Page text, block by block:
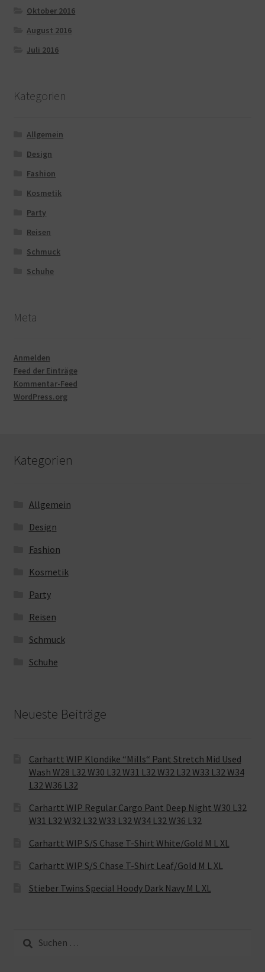
Oktober 2016
August 2016
Juli 2016
Kategorien
Allgemein
Design
Fashion
Kosmetik
Party
Reisen
Schmuck
Schuhe
Meta
Anmelden
Feed der Einträge
Kommentar-Feed
WordPress.org
Kategorien
Allgemein
Design
Fashion
Kosmetik
Party
Reisen
Schmuck
Schuhe
Neueste Beiträge
Carhartt WIP Klondike “Mills“ Pant Stretch Mid Used
Wash W28 L32 W30 L32 W31 L32 W32 L32 W33 L32 W34
L32 W36 L32
Carhartt WIP Regular Cargo Pant Deep Night W30 L32
W31 L32 W32 L32 W33 L32 W34 L32 W36 L32
Carhartt WIP S/S Chase T-Shirt White/Gold M L XL
Carhartt WIP S/S Chase T-Shirt Leaf/Gold M L XL
Stieber Twins Special Hoody Dark Navy M L XL
nach: